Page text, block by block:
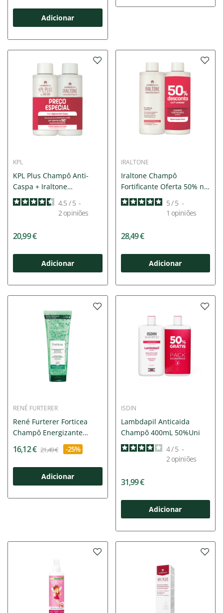
Adicionar
KPL
KPL Plus Champô Anti-
Caspa + Iraltone
Champô...
4.5 / 5 -
2opiniões
20,99 €
Adicionar
IRALTONE
Iraltone Champô
Fortificante Oferta 50% na
2ª...
5/ 5 -
1 opiniões
28,49 €
Adicionar
RENÉ FURTERER
René Furterer Forticea
Champô Energizante
16,12 € 21,49 € -25%
Adicionar
ISDIN
Lambdapil Anticaida
Champô 400mL 50%Uni
4/ 5 -
2 opiniões
31,99 €
Adicionar